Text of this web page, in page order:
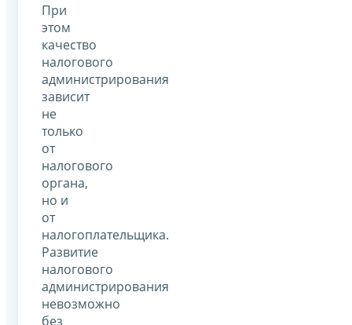
При
этом
качество
налогового
администрирования
зависит
не
только
от
налогового
органа,
но и
от
налогоплательщика.
Развитие
налогового
администрирования
невозможно
без